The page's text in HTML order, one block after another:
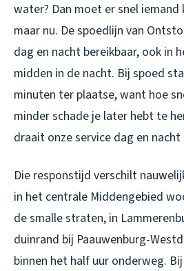
water? Dan moet er snel
maar nu. De spoedlijn van
dag en nacht bereikbaar, ook in
midden in de nacht. Bij spoed
minuten ter plaatse, want hoe
minder schade je later hebt te
draait onze service dag en nacht
Die responstijd verschilt
in het centrale Middengebied
de smalle straten, in
duinrand bij Paauwenburg-
binnen het half uur onderweg.